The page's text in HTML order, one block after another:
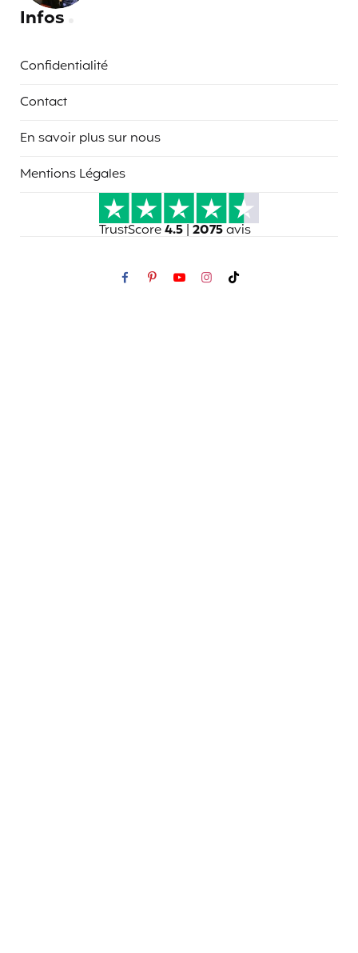
Infos
Confidentialité
Contact
En savoir plus sur nous
Mentions Légales
TrustScore4.5 | 2075avis